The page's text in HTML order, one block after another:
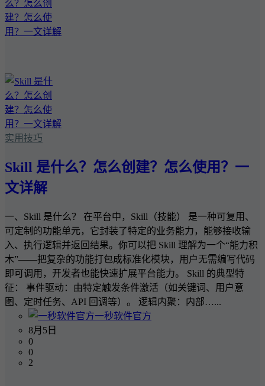
实用技巧
Skill 是什么？怎么创建？怎么使用？一
文详解
一、Skill 是什么？ 在平台中，Skill（技能） 是一种可复用、
可定制的功能单元，它封装了特定的业务能力，能够接收输
入、执行逻辑并返回结果。你可以把 Skill 理解为一个“能力积
木”——把复杂的功能打包成标准化模块，用户无需编写代码
即可调用，开发者也能快速扩展平台能力。 Skill 的典型特
征： 事件驱动：由特定触发条件激活（如关键词、用户意
图、定时任务、API 回调等）。 逻辑内聚：内部…...
一秒软件官方
8月5日
0
0
2